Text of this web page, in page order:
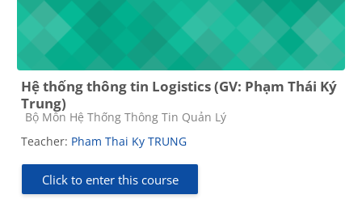
Hệ thống thông tin Logistics (GV: Phạm Thái Ký
Trung)
Course category
Bộ Môn Hệ Thống Thông Tin Quản Lý
Teacher: Pham Thai Ky TRUNG
Click to enter this course